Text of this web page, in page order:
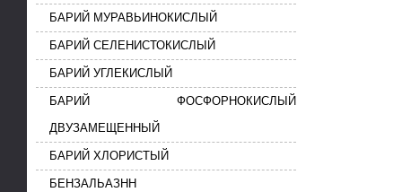
БАРИЙ МУРАВЬИНОКИСЛЫЙ
БАРИЙ СЕЛЕНИСТОКИСЛЫЙ
БАРИЙ УГЛЕКИСЛЫЙ
БАРИЙ ФОСФОРНОКИСЛЫЙ
ДВУЗАМЕЩЕННЫЙ
БАРИЙ ХЛОРИСТЫЙ
БЕНЗАЛЬАЗНН